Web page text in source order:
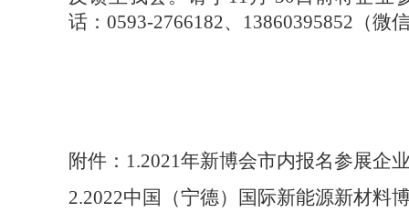
话：0593-2766182、13860395852（微
附件： 1.2021年新博会市内报名参展企
2.2022中国（宁德）国际新能源新材料